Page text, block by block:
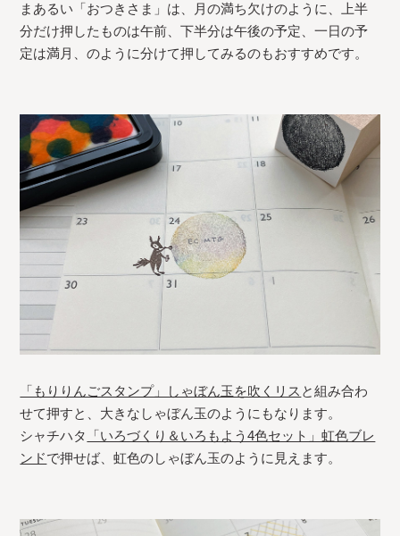
まあるい「おつきさま」は、月の満ち欠けのように、上半
分だけ押したものは午前、下半分は午後の予定、一日の予
定は満月、のように分けて押してみるのもおすすめです。
「もりりんごスタンプ」しゃぼん玉を吹くリス と組み合わ
せて押すと、大きなしゃぼん玉のようにもなります。
シャチハタ
「いろづくり＆いろもよう4色セット」虹色ブレ
ンドで押せば、虹色のしゃぼん玉のように見えます。